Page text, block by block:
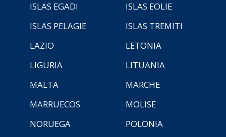
ISLAS EGADI
ISLAS EOLIE
ISLAS PELAGIE
ISLAS TREMITI
LAZIO
LETONIA
LIGURIA
LITUANIA
MALTA
MARCHE
MARRUECOS
MOLISE
NORUEGA
POLONIA